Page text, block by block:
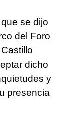
se dijo
del Foro
dicho
y
presencia